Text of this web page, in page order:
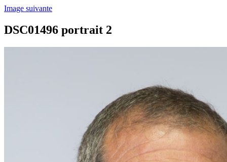
Image suivante
DSC01496 portrait 2